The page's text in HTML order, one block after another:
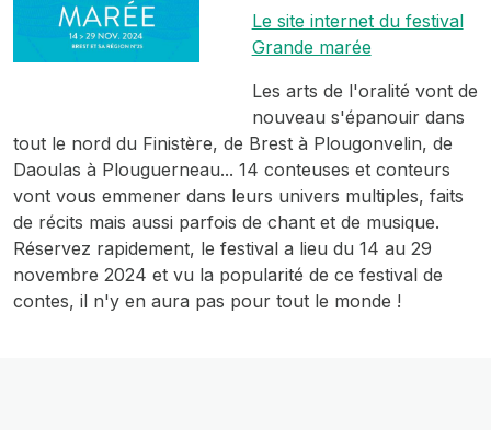
Le site internet du festival
Grande marée
Les arts de l'oralité vont de
nouveau s'épanouir dans
tout le nord du Finistère, de Brest à Plougonvelin, de
Daoulas à Plouguerneau... 14 conteuses et conteurs
vont vous emmener dans leurs univers multiples, faits
de récits mais aussi parfois de chant et de musique.
Réservez rapidement, le festival a lieu du 14 au 29
novembre 2024 et vu la popularité de ce festival de
contes, il n'y en aura pas pour tout le monde !